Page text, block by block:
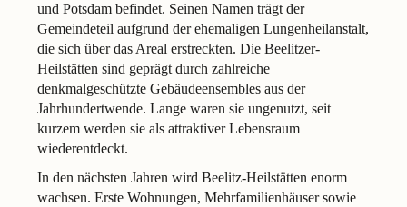
und Potsdam befindet. Seinen Namen trägt der
Gemeindeteil aufgrund der ehemaligen Lungenheilanstalt,
die sich über das Areal erstreckten. Die Beelitzer-
Heilstätten sind geprägt durch zahlreiche
denkmalgeschützte Gebäudeensembles aus der
Jahrhundertwende. Lange waren sie ungenutzt, seit
kurzem werden sie als attraktiver Lebensraum
wiederentdeckt.
In den nächsten Jahren wird Beelitz-Heilstätten enorm
wachsen. Erste Wohnungen, Mehrfamilienhäuser sowie